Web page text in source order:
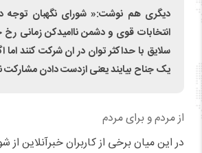
دیگری هم نوشت:« شورای نگهبان توجه
انتخابات قوی و دشمن ناامیدکن زمانی رخ
سلایق با حداکثر توان در ان شرکت کنند اما
یک جناح بیایند یعنی ازدست دادن مشارکت
از مردم و برای مردم
در این میان برخی از کاربران خبرآنلاین از